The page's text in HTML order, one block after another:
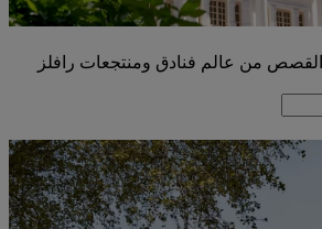
من عالم فنادق ومنتجعات رافلز